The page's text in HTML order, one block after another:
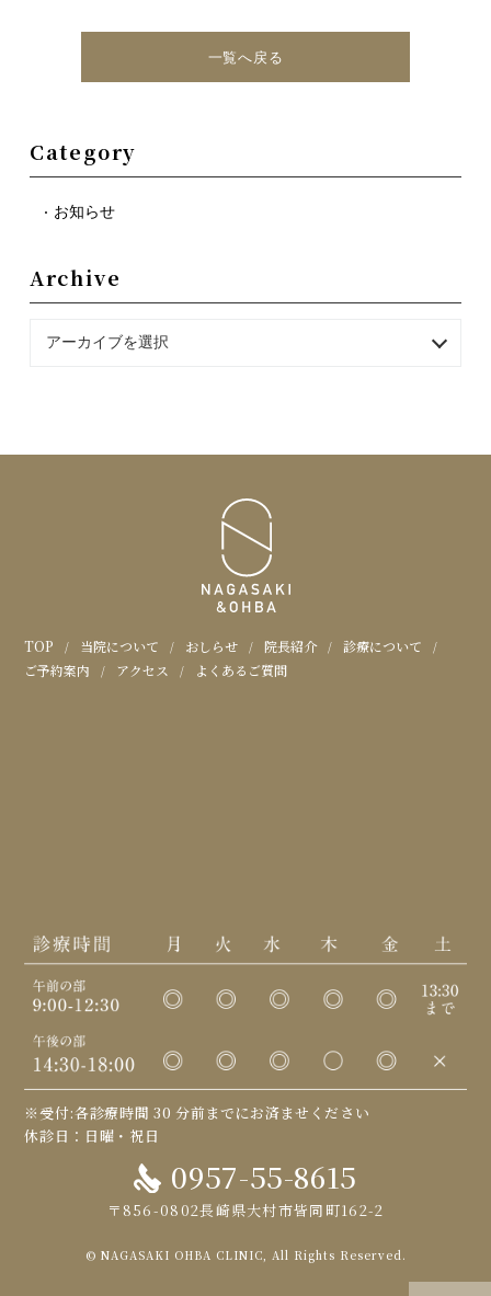
一覧へ戻る
Category
お知らせ
Archive
アーカイブを選択
TOP 当院について おしらせ 院長紹介
診療について
ご予約案内
アクセス よくあるご質問
※受付:各診療時間 30 分前までにお済ませください
休診日：日曜・祝日
0957-55-8615
〒856-0802長崎県大村市皆同町162-2
© NAGASAKI OHBA CLINIC, All Rights Reserved.